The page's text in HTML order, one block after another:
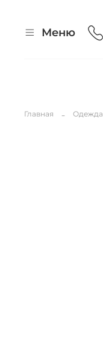
Меню
Главная Одежда